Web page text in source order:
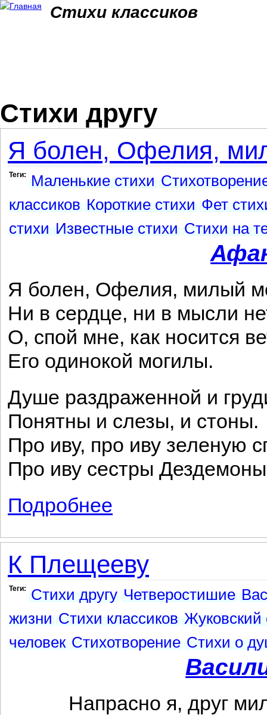
Стихи классиков
Стихи другу
Я болен, Офелия,
Теги: Маленькие стихи
классиков Короткие стихи Фет
стихи Известные стихи Стихи на
Я болен, Офелия, милый
Ни в сердце, ни в мысли
О, спой мне, как носится
Его одинокой могилы.
Душе раздраженной и
Понятны и слезы, и стоны.
Про иву, про иву зеленую
Про иву сестры
Подробнее
К Плещееву
Теги: Стихи другу Четверостишие
жизни Стихи классиков Жуковский
человек Стихотворение Стихи о
Напрасно я, друг